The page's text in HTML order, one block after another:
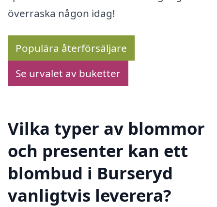
överraska någon idag!
Populära återförsäljare
Se urvalet av buketter
Vilka typer av blommor
och presenter kan ett
blombud i Burseryd
vanligtvis leverera?